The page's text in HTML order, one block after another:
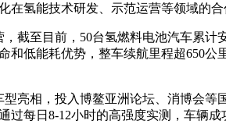
氢能技术研发、示范运营等领域的
至目前，50台氢燃料电池汽车累计
低能耗优势，整车续航里程超650
相，投入博鳌亚洲论坛、消博会等
每日8-12小时的高强度实测，车辆